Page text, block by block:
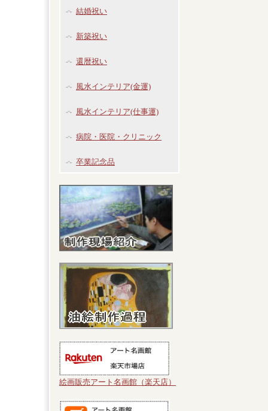
結婚祝い
新築祝い
還暦祝い
風水インテリア(金運)
風水インテリア(仕事運)
病院・医院・クリニック
卒業記念品
絵画販売アート名画館（楽天店）